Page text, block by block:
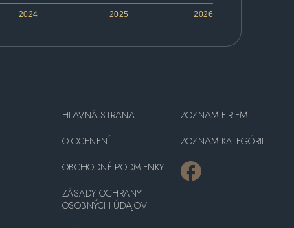
2024 2025 2026
HLAVNÁ STRANA
O OCENENÍ
OBCHODNÉ PODMIENKY
ZÁSADY OCHRANY
OSOBNÝCH ÚDAJOV
ZOZNAM FIRIEM
ZOZNAM KATEGÓRII